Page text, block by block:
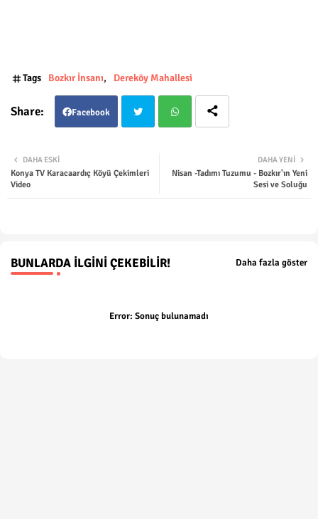
Tags Bozkır İnsanı Dereköy Mahallesi
Facebook
ter tsap
DAHA YENI
Nisan -Tadımı Tuzumu - Bozkır'ın Yeni
Sesi ve Soluğu
DAHA ESKI
Konya TV Karacaardıç Köyü Çekimleri
Video
BUNLARDA İLGINI ÇEKEBILIR! Daha fazla göster
Error: Sonuç bulunamadı